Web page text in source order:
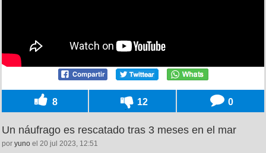
8 12 0
Un náufrago es rescatado tras 3 meses en el mar
por yuno el 20 jul 2023, 12:51